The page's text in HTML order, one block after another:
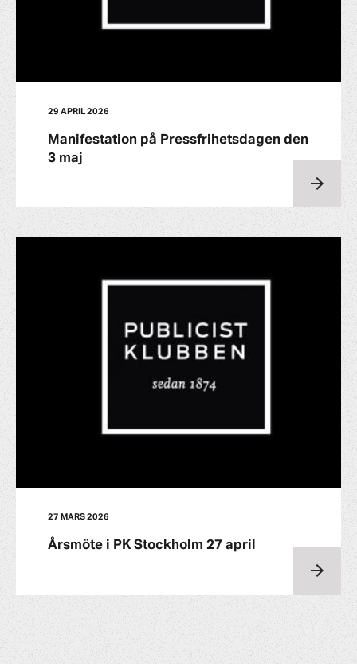
29 APRIL 2026
Manifestation på Pressfrihetsdagen den
3 maj
27 MARS 2026
Årsmöte i PK Stockholm 27 april